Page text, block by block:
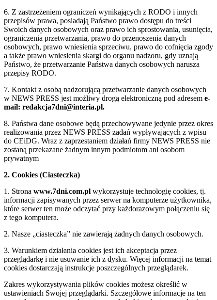
6. Z zastrzeżeniem ograniczeń wynikających z RODO i innych
przepisów prawa, posiadają Państwo prawo dostępu do treści
Swoich danych osobowych oraz prawo ich sprostowania, usunięcia,
ograniczenia przetwarzania, prawo do przenoszenia danych
osobowych, prawo wniesienia sprzeciwu, prawo do cofnięcia zgody
a także prawo wniesienia skargi do organu nadzoru, gdy uznają
Państwo, że przetwarzanie Państwa danych osobowych narusza
przepisy RODO.
7. Kontakt z osobą nadzorującą przetwarzanie danych osobowych
w NEWS PRESS jest możliwy drogą elektroniczną pod adresem e-
mail: redakcja7dni@interia.pl.
8. Państwa dane osobowe będą przechowywane jedynie przez okres
realizowania przez NEWS PRESS zadań wypływających z wpisu
do CEiDG. Wraz z zaprzestaniem działań firmy NEWS PRESS nie
zostaną przekazane żadnym innym podmiotom ani osobom
prywatnym
2. Cookies (Ciasteczka)
1. Strona www.7dni.com.pl wykorzystuje technologię cookies, tj.
informacji zapisywanych przez serwer na komputerze użytkownika,
które serwer ten może odczytać przy każdorazowym połączeniu się
z tego komputera.
2. Nasze „ciasteczka” nie zawierają żadnych danych osobowych.
3. Warunkiem działania cookies jest ich akceptacja przez
przeglądarkę i nie usuwanie ich z dysku. Więcej informacji na temat
cookies dostarczają instrukcje poszczególnych przeglądarek.
Zakres wykorzystywania plików cookies możesz określić w
ustawieniach Swojej przeglądarki. Szczegółowe informacje na ten